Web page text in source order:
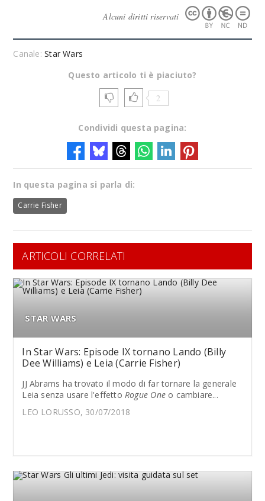
Alcuni diritti riservati
Canale:Star Wars
Questo articolo ti è piaciuto?
2
Condividi questa pagina:
In questa pagina si parla di:
Carrie Fisher
ARTICOLI CORRELATI
STAR WARS
In Star Wars: Episode IX tornano Lando (Billy
Dee Williams) e Leia (Carrie Fisher)
JJ Abrams ha trovato il modo di far tornare la generale
Leia senza usare l'effettoRogue Oneo cambiare...
LEO LORUSSO, 30/07/2018